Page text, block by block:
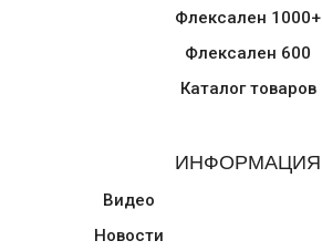
Флексален 1000+
Флексален 600
Каталог товаров
ИНФОРМАЦИЯ
Видео
Новости